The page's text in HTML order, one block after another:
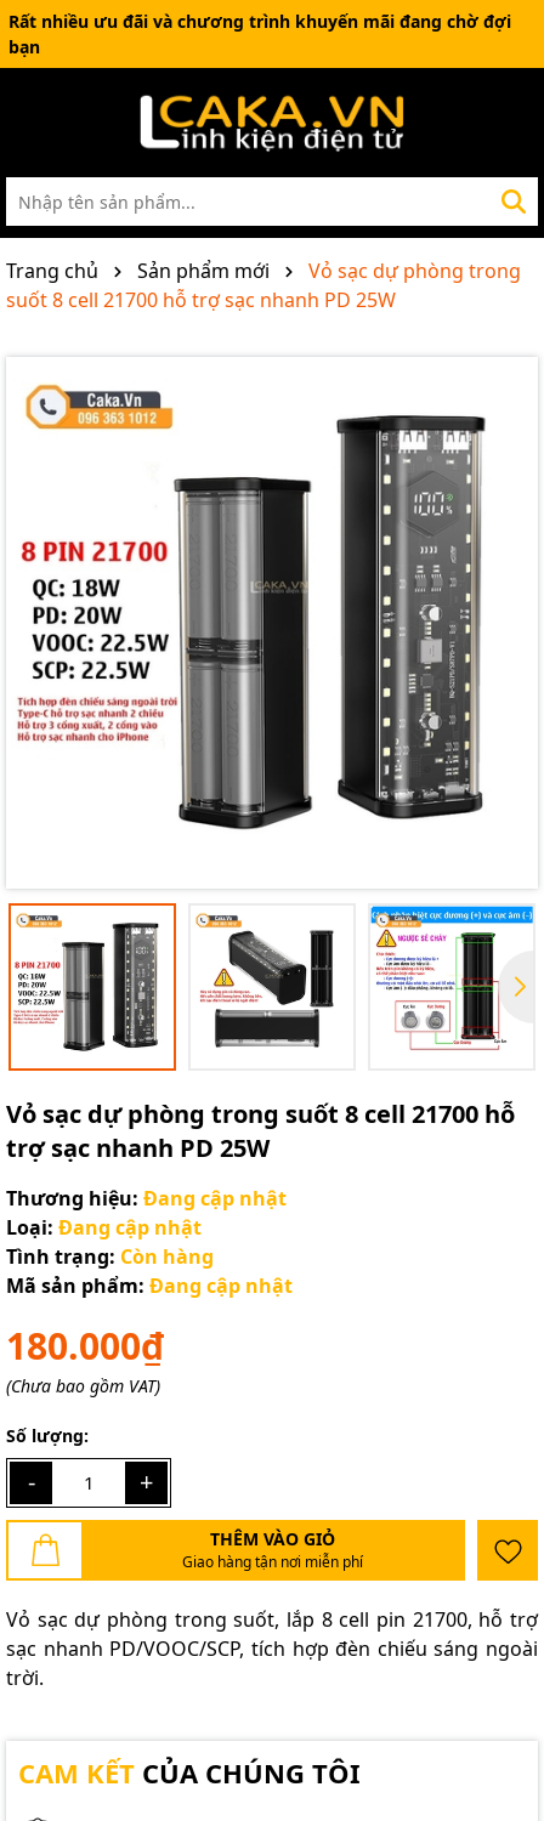
Rất nhiều ưu đãi và chương trình khuyến mãi đang chờ đợi
bạn
Trang chủ Sản phẩm mới
Vỏ sạc dự phòng trong
suốt 8 cell 21700 hỗ trợ sạc nhanh PD 25W
Vỏ sạc dự phòng trong suốt 8 cell 21700 hỗ
trợ sạc nhanh PD 25W
Thương hiệu: Đang cập nhật
Loại: Đang cập nhật
Tình trạng: Còn hàng
Mã sản phẩm: Đang cập nhật
180.000₫
(Chưa bao gồm VAT)
Số lượng:
- +
THÊM VÀO GIỎ
Giao hàng tận nơi miễn phí
Vỏ sạc dự phòng trong suốt, lắp 8 cell pin 21700, hỗ trợ
sạc nhanh PD/VOOC/SCP, tích hợp đèn chiếu sáng ngoài
trời.
CAM KẾT CỦA CHÚNG TÔI
Mã giảm giá:
Ngày hết hạn: